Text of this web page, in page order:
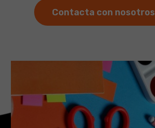
Contacta con nosotros